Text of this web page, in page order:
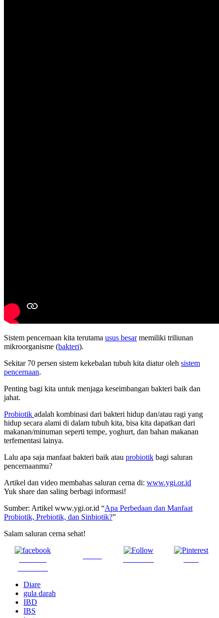
Sistem pencernaan kita terutama usus besarmemiliki triliunan
mikroorganisme (bakteri).
Sekitar 70 persen sistem kekebalan tubuh kita diatur oleh sistem
pencernaan.
Penting bagi kita untuk menjaga keseimbangan bakteri baik dan
jahat.
Probiotik adalah kombinasi dari bakteri hidup dan/atau ragi yang
hidup secara alami di dalam tubuh kita, bisa kita dapatkan dari
makanan/minuman seperti tempe, yoghurt, dan bahan makanan
terfementasi lainya.
Lalu apa saja manfaat bakteri baik atau probiotik bagi saluran
pencernaanmu?
Artikel dan video membahas saluran cerna di: www.ygi.or.id
Yuk share dan saling berbagi informasi!
Sumber: Artikel www.ygi.or.id “Apa Perbedaan dan Manfaat
Probiotik, Prebiotik, dan Sinbiotik?”
Salam saluran cerna sehat!
Diare
gula darah
IBD
IBS